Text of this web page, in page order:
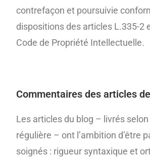
contrefaçon et poursuivie
dispositions des articles L.335-2
Code de Propriété Intellectuelle.
Commentaires des articles
Les articles du blog – livrés
régulière – ont l’ambition d’être
soignés : rigueur syntaxique et